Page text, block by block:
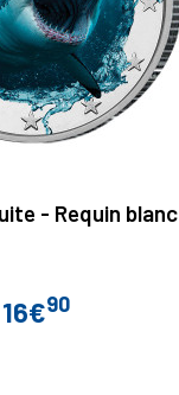
- Requin blanc
Prix
16€90